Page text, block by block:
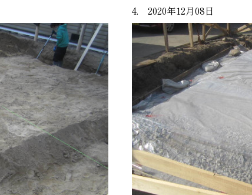
4. 2020年12月08日